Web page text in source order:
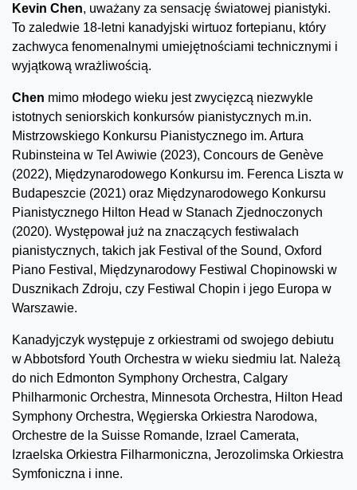
Kevin Chen, uważany za sensację światowej pianistyki.
To zaledwie 18-letni kanadyjski wirtuoz fortepianu, który
zachwyca fenomenalnymi umiejętnościami technicznymi i
wyjątkową wrażliwością.
Chen mimo młodego wieku jest zwycięzcą niezwykle
istotnych seniorskich konkursów pianistycznych m.in.
Mistrzowskiego Konkursu Pianistycznego im. Artura
Rubinsteina w Tel Awiwie (2023), Concours de Genève
(2022), Międzynarodowego Konkursu im. Ferenca Liszta w
Budapeszcie (2021) oraz Międzynarodowego Konkursu
Pianistycznego Hilton Head w Stanach Zjednoczonych
(2020). Występował już na znaczących festiwalach
pianistycznych, takich jak Festival of the Sound, Oxford
Piano Festival, Międzynarodowy Festiwal Chopinowski w
Dusznikach Zdroju, czy Festiwal Chopin i jego Europa w
Warszawie.
Kanadyjczyk występuje z orkiestrami od swojego debiutu
w Abbotsford Youth Orchestra w wieku siedmiu lat. Należą
do nich Edmonton Symphony Orchestra, Calgary
Philharmonic Orchestra, Minnesota Orchestra, Hilton Head
Symphony Orchestra, Węgierska Orkiestra Narodowa,
Orchestre de la Suisse Romande, Izrael Camerata,
Izraelska Orkiestra Filharmoniczna, Jerozolimska Orkiestra
Symfoniczna i inne.